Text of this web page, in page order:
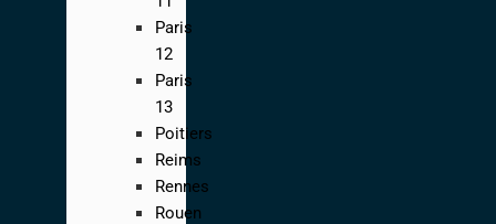
Paris
12
Paris
13
Poitiers
Reims
Rennes
Rouen